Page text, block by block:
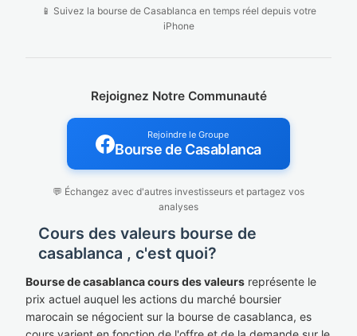
📱 Suivez la bourse de Casablanca en temps réel depuis votre
iPhone
Rejoignez Notre Communauté
Rejoindre le Groupe
Bourse de Casablanca
💬 Échangez avec d'autres investisseurs et partagez vos
analyses
Cours des valeurs bourse de
casablanca , c'est quoi?
Bourse de casablanca cours des valeurs représente le
prix actuel auquel les actions du marché boursier
marocain se négocient sur la bourse de casablanca, es